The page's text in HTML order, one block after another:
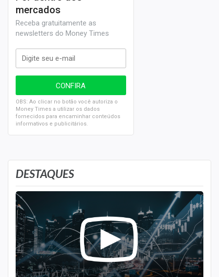
DESTAQUES
mercados
Receba gratuitamente as
newsletters do Money Times
OBS: Ao clicar no botão você autoriza o
Money Times a utilizar os dados
fornecidos para encaminhar conteúdos
informativos e publicitários.